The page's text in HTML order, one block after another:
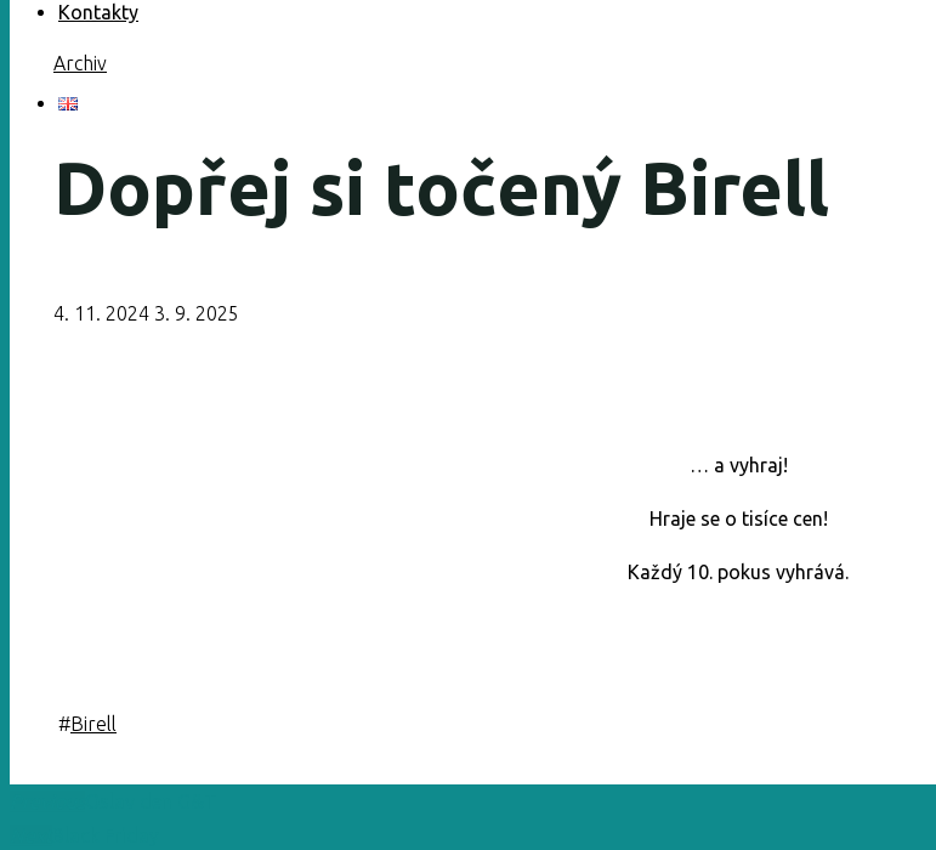
Kontakty
Archiv
Dopřej si točený Birell
4. 11. 2024 3. 9. 2025
… a vyhraj!
Hraje se o tisíce cen!
Každý 10. pokus vyhrává.
#Birell